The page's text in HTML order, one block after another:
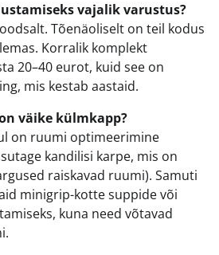
vajalik varustus?
Tõenäoliselt on teil kodus
Korralik komplekt
20–40 eurot, kuid see on
mis kestab aastaid.
väike külmkapp?
on ruumi optimeerimine
kandilisi karpe, mis on
raiskavad ruumi). Samuti
minigrip-kotte suppide või
kuna need võtavad